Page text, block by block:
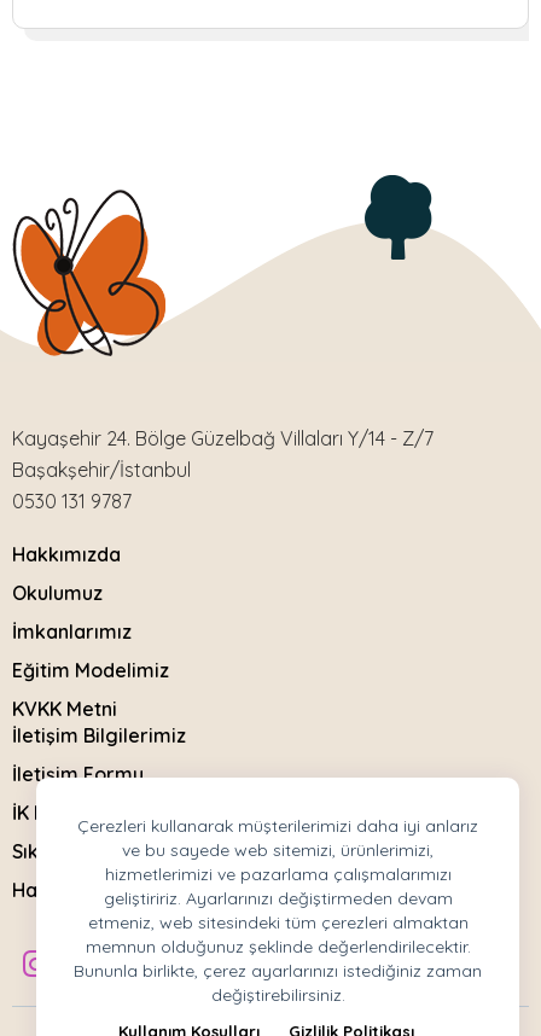
Çerezleri kullanarak müşterilerimizi daha iyi anlarız
ve bu sayede web sitemizi, ürünlerimizi,
hizmetlerimizi ve pazarlama çalışmalarımızı
geliştiririz. Ayarlarınızı değiştirmeden devam
etmeniz, web sitesindeki tüm çerezleri almaktan
memnun olduğunuz şeklinde değerlendirilecektir.
Bununla birlikte, çerez ayarlarınızı istediğiniz zaman
değiştirebilirsiniz.
Kullanım Koşulları Gizlilik Politikası
Kayaşehir 24. Bölge Güzelbağ Villaları Y/14 - Z/7
Başakşehir/İstanbul
0530 131 9787
Hakkımızda
Okulumuz
İmkanlarımız
Eğitim Modelimiz
KVKK Metni
İletişim Bilgilerimiz
İletişim Formu
İK Başvuru Formu
Sıkça Sorulanlar
Haberler